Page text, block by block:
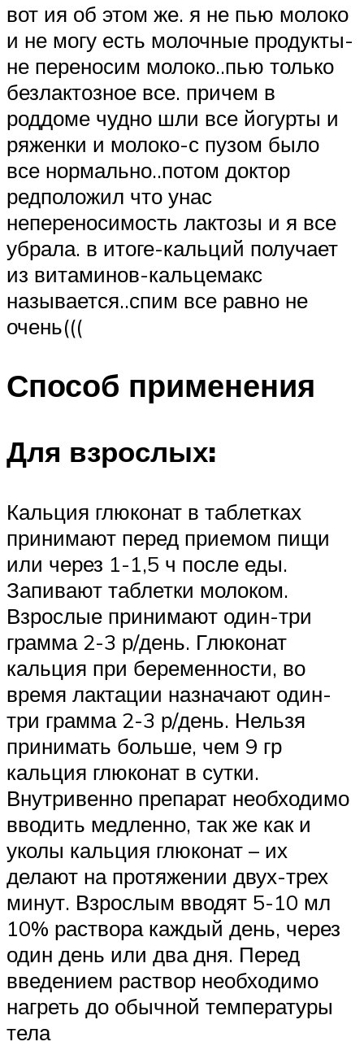
вот ия об этом же. я не пью молоко
и не могу есть молочные продукты-
не переносим молоко..пью только
безлактозное все. причем в
роддоме чудно шли все йогурты и
ряженки и молоко-с пузом было
все нормально..потом доктор
редположил что унас
непереносимость лактозы и я все
убрала. в итоге-кальций получает
из витаминов-кальцемакс
называется..спим все равно не
очень(((
Способ применения
Для взрослых:
Кальция глюконат в таблетках
принимают перед приемом пищи
или через 1-1,5 ч после еды.
Запивают таблетки молоком.
Взрослые принимают один-три
грамма 2-3 р/день. Глюконат
кальция при беременности, во
время лактации назначают один-
три грамма 2-3 р/день. Нельзя
принимать больше, чем 9 гр
кальция глюконат в сутки.
Внутривенно препарат необходимо
вводить медленно, так же как и
уколы кальция глюконат – их
делают на протяжении двух-трех
минут. Взрослым вводят 5-10 мл
10% раствора каждый день, через
один день или два дня. Перед
введением раствор необходимо
нагреть до обычной температуры
тела